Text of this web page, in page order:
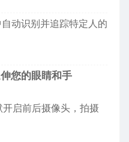
自动识别并追踪特定人的
您的眼睛和手
开启前后摄像头，拍摄